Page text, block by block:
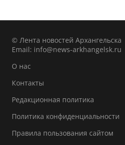
© Лента новостей Архангельска
Email: info@news-arkhangelsk.ru
О нас
Контакты
Редакционная политика
Политика конфиденциальности
Правила пользования сайтом